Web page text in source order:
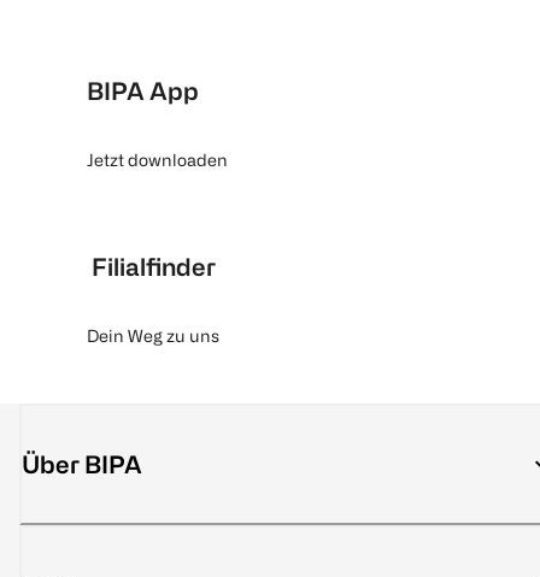
BIPA App
Jetzt downloaden
Filialfinder
Dein Weg zu uns
Über BIPA